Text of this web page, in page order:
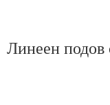
Линеен